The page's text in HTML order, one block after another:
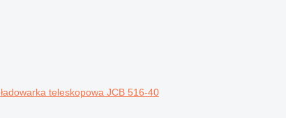
ładowarka teleskopowa JCB 516-40